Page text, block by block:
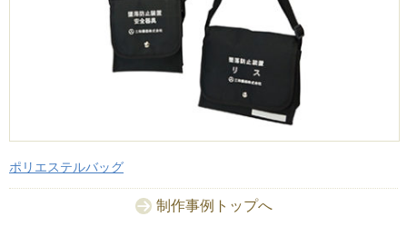
ポリエステルバッグ
制作事例トップへ